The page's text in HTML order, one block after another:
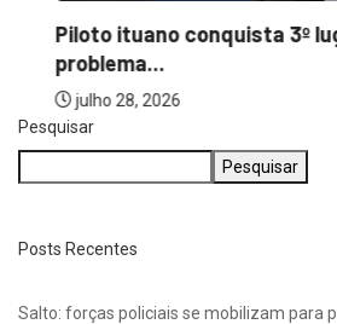
Piloto ituano conquista 3º
problema...
julho 28, 2026
Pesquisar
Pesquisar
Posts Recentes
Salto: forças policiais se mobilizam para